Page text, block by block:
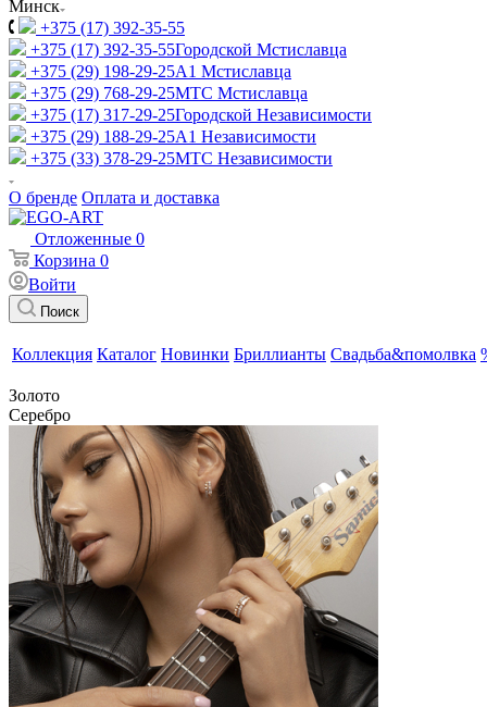
Минск
+375 (17) 392-35-55
+375 (17) 392-35-55Городской Мстиславца
+375 (29) 198-29-25A1 Мстиславца
+375 (29) 768-29-25МТС Мстиславца
+375 (17) 317-29-25Городской Независимости
+375 (29) 188-29-25A1 Независимости
+375 (33) 378-29-25МТС Независимости
О бренде Оплата и доставка
Отложенные 0
Корзина 0
Войти
Поиск
Коллекция Каталог Новинки Бриллианты Свадьба&помолвка
Золото
Серебро